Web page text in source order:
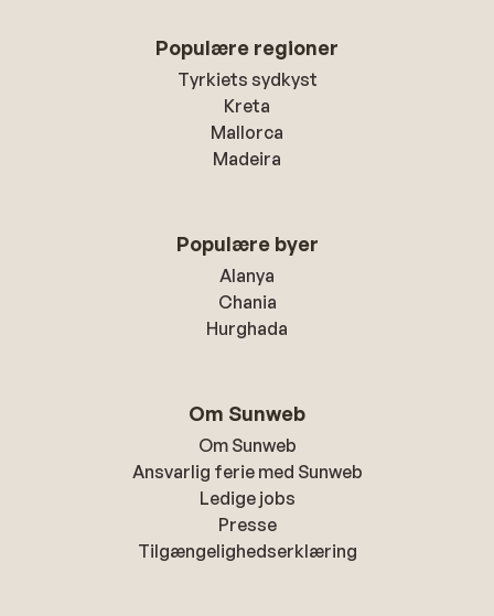
Populære regioner
Tyrkiets sydkyst
Kreta
Mallorca
Madeira
Populære byer
Alanya
Chania
Hurghada
Om Sunweb
Om Sunweb
Ansvarlig ferie med Sunweb
Ledige jobs
Presse
Tilgængelighedserklæring